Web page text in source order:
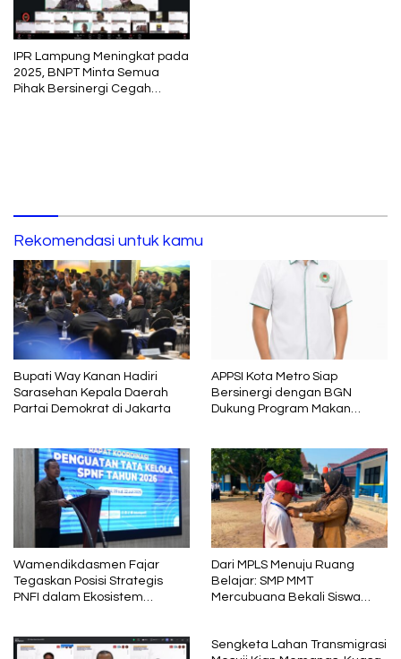
IPR Lampung Meningkat pada
2025, BNPT Minta Semua
Pihak Bersinergi Cegah
Rekomendasi untuk kamu
Bupati Way Kanan Hadiri
Sarasehan Kepala Daerah
Partai Demokrat di Jakarta
APPSI Kota Metro Siap
Bersinergi dengan BGN
Dukung Program Makan
Wamendikdasmen Fajar
Tegaskan Posisi Strategis
PNFI dalam Ekosistem
Dari MPLS Menuju Ruang
Belajar: SMP MMT
Mercubuana Bekali Siswa
Sengketa Lahan Transmigrasi